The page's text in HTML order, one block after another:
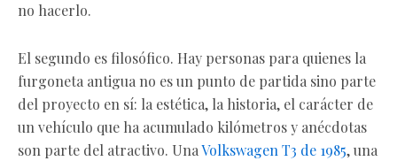
no hacerlo.
El segundo es filosófico. Hay personas para quienes la
furgoneta antigua no es un punto de partida sino parte
del proyecto en sí: la estética, la historia, el carácter de
un vehículo que ha acumulado kilómetros y anécdotas
son parte del atractivo. UnaVolkswagen T3 de 1985, una